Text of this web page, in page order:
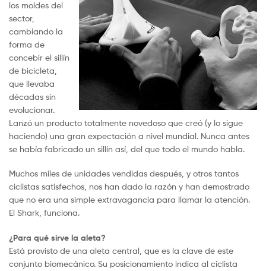
los moldes del
sector,
cambiando la
forma de
concebir el sillín
de bicicleta,
que llevaba
décadas sin
evolucionar.
Lanzó un producto totalmente novedoso que creó (y lo sigue
haciendo) una gran expectación a nivel mundial. Nunca antes
se había fabricado un sillín así​, del que todo el mundo habla.
Muchos miles de unidades vendidas después, y otros tantos
ciclistas satisfechos, nos han dado la razón y han demostrado
que no era una simple extravagancia para llamar la atención.
El Shark, funciona.
¿Para qué sirve la aleta?
Está provisto de una aleta central, que ​es la clave de este
conjunto biomecánico. Su posicionamiento indica al ciclista